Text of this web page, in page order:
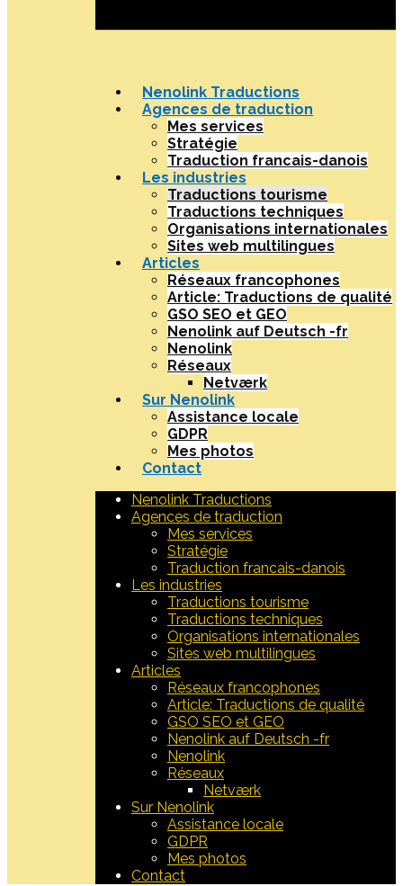
Nenolink Traductions
Agences de traduction
Mes services
Stratégie
Traduction francais-danois
Les industries
Traductions tourisme
Traductions techniques
Organisations internationales
Sites web multilingues
Articles
Réseaux francophones
Article: Traductions de qualité
GSO SEO et GEO
Nenolink auf Deutsch -fr
Nenolink
Réseaux
Netværk
Sur Nenolink
Assistance locale
GDPR
Mes photos
Contact
Nenolink Traductions
Agences de traduction
Mes services
Stratégie
Traduction francais-danois
Les industries
Traductions tourisme
Traductions techniques
Organisations internationales
Sites web multilingues
Articles
Réseaux francophones
Article: Traductions de qualité
GSO SEO et GEO
Nenolink auf Deutsch -fr
Nenolink
Réseaux
Netværk
Sur Nenolink
Assistance locale
GDPR
Mes photos
Contact